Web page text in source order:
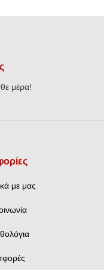
μέρα!
με μας